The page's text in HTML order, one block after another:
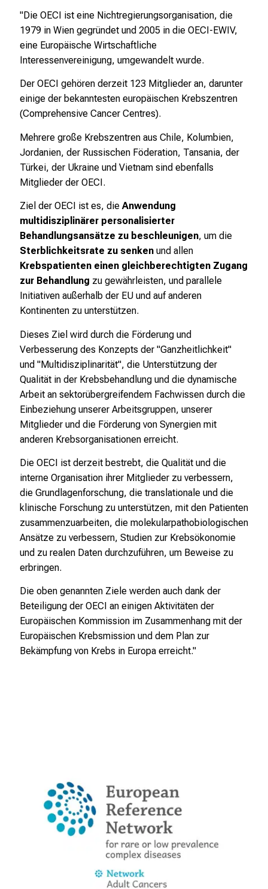
"Die OECI ist eine Nichtregierungsorganisation, die
1979 in Wien gegründet und 2005 in die OECI-EWIV,
eine Europäische Wirtschaftliche
Interessenvereinigung, umgewandelt wurde.
Der OECI gehören derzeit 123 Mitglieder an, darunter
einige der bekanntesten europäischen Krebszentren
(Comprehensive Cancer Centres).
Mehrere große Krebszentren aus Chile, Kolumbien,
Jordanien, der Russischen Föderation, Tansania, der
Türkei, der Ukraine und Vietnam sind ebenfalls
Mitglieder der OECI.
Ziel der OECI ist es, die Anwendung
multidisziplinärer personalisierter
Behandlungsansätze zu beschleunigen, um die
Sterblichkeitsrate zu senken und allen
Krebspatienten einen gleichberechtigten Zugang
zur Behandlung zu gewährleisten, und parallele
Initiativen außerhalb der EU und auf anderen
Kontinenten zu unterstützen.
Dieses Ziel wird durch die Förderung und
Verbesserung des Konzepts der "Ganzheitlichkeit"
und "Multidisziplinarität", die Unterstützung der
Qualität in der Krebsbehandlung und die dynamische
Arbeit an sektorübergreifendem Fachwissen durch die
Einbeziehung unserer Arbeitsgruppen, unserer
Mitglieder und die Förderung von Synergien mit
anderen Krebsorganisationen erreicht.
Die OECI ist derzeit bestrebt, die Qualität und die
interne Organisation ihrer Mitglieder zu verbessern,
die Grundlagenforschung, die translationale und die
klinische Forschung zu unterstützen, mit den Patienten
zusammenzuarbeiten, die molekularpathobiologischen
Ansätze zu verbessern, Studien zur Krebsökonomie
und zu realen Daten durchzuführen, um Beweise zu
erbringen.
Die oben genannten Ziele werden auch dank der
Beteiligung der OECI an einigen Aktivitäten der
Europäischen Kommission im Zusammenhang mit der
Europäischen Krebsmission und dem Plan zur
Bekämpfung von Krebs in Europa erreicht."